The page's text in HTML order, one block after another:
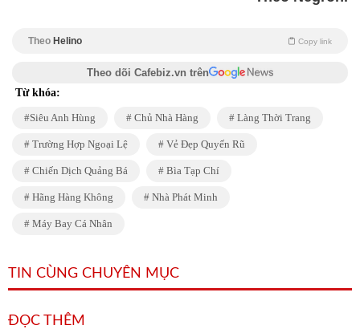
Theo Helino Copy link
Theo dõi Cafebiz.vn trên
Từ khóa:
Siêu Anh Hùng Chủ Nhà Hàng Làng Thời Trang
Trường Hợp Ngoại Lệ Vẻ Đẹp Quyến Rũ
Chiến Dịch Quảng Bá Bìa Tạp Chí
Hãng Hàng Không Nhà Phát Minh
Máy Bay Cá Nhân
TIN CÙNG CHUYÊN MỤC
ĐỌC THÊM